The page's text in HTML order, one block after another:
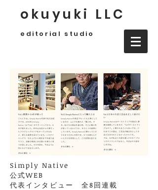
okuyuki LLC
editorial studio
Simply Native
公式WEB
代表インタビュー 全8回連載